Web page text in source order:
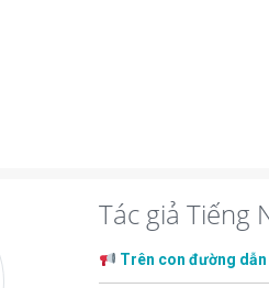
Tác giả Tiếng
Trên con đường dẫn